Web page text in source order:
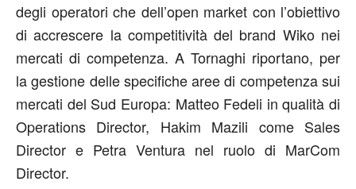
degli operatori che dell’open market con l’obiettivo
di accrescere la competitività del brand Wiko nei
mercati di competenza. A Tornaghi riportano, per
la gestione delle specifiche aree di competenza sui
mercati del Sud Europa: Matteo Fedeli in qualità di
Operations Director, Hakim Mazili come Sales
Director e Petra Ventura nel ruolo di MarCom
Director.